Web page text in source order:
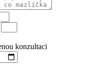
konzultaci